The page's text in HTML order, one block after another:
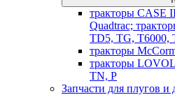
тракторы CASE
Quadtrac;
TD5, TG, T6000,
тракторы
тракторы
TN, P
Запчасти для плугов и